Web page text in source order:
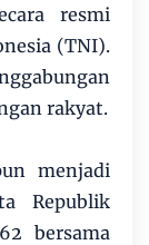
resmi
(TNI).
rakyat.
menjadi
Republik
bersama